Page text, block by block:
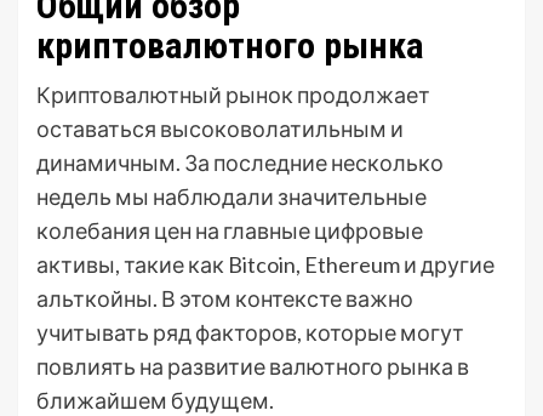
криптовалютного рынка
Криптовалютный рынок продолжает
оставаться высоковолатильным и
динамичным. За последние несколько
недель мы наблюдали значительные
колебания цен на главные цифровые
активы, такие как Bitcoin, Ethereum и другие
альткойны. В этом контексте важно
учитывать ряд факторов, которые могут
повлиять на развитие валютного рынка в
ближайшем будущем.